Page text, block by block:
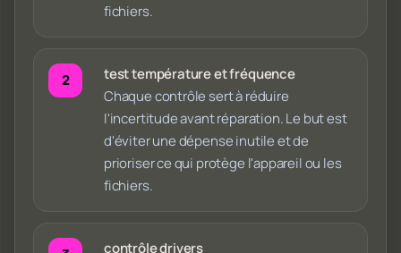
fichiers.
test température et fréquence
Chaque contrôle sert à réduire
l'incertitude avant réparation. Le but est
d'éviter une dépense inutile et de
prioriser ce qui protège l'appareil ou les
fichiers.
contrôle drivers